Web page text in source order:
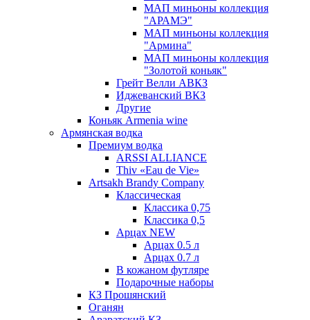
МАП миньоны коллекция
"АРАМЭ"
МАП миньоны коллекция
"Армина"
МАП миньоны коллекция
"Золотой коньяк"
Грейт Велли АВКЗ
Иджеванский ВКЗ
Другие
Коньяк Armenia wine
Армянская водка
Премиум водка
ARSSI ALLIANCE
Thiv «Eau de Vie»
Artsakh Brandy Company
Классическая
Классика 0,75
Классика 0,5
Арцах NEW
Арцах 0.5 л
Арцах 0.7 л
В кожаном футляре
Подарочные наборы
КЗ Прошянский
Оганян